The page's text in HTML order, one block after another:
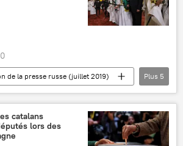
de la presse russe (juillet 2019)
Opinion
États-Unis
Plus 5
catalans
lors des